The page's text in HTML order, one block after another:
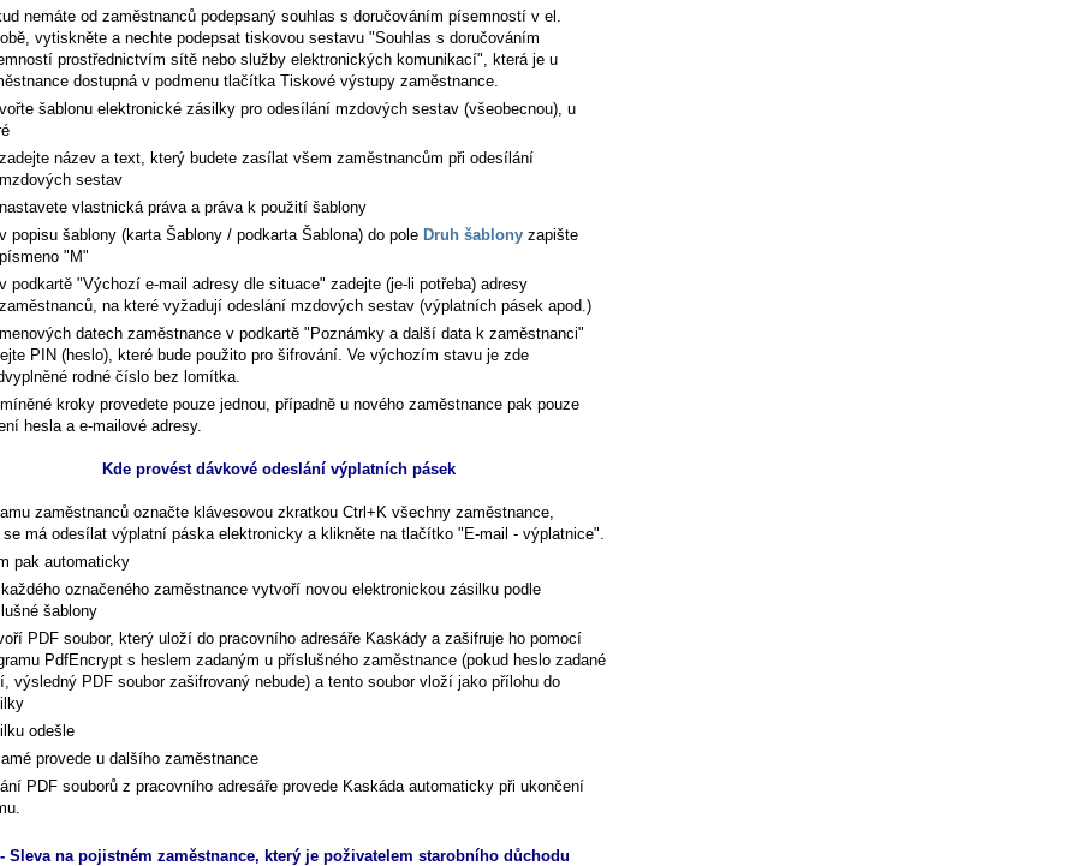
nemáte od zaměstnanců podepsaný souhlas s doručováním písemností v el.
vytiskněte a nechte podepsat tiskovou sestavu "Souhlas s doručováním
prostřednictvím sítě nebo služby elektronických komunikací", která je u
dostupná v podmenu tlačítka Tiskové výstupy zaměstnance.
šablonu elektronické zásilky pro odesílání mzdových sestav (všeobecnou), u
zadejte název a text, který budete zasílat všem zaměstnancům při odesílání
mzdových sestav
nastavete vlastnická práva a práva k použití šablony
v popisu šablony (karta Šablony / podkarta Šablona) do pole Druh šablony zapište
písmeno "M"
v podkartě "Výchozí e-mail adresy dle situace" zadejte (je-li potřeba) adresy
zaměstnanců, na které vyžadují odeslání mzdových sestav (výplatních pásek apod.)
datech zaměstnance v podkartě "Poznámky a další data k zaměstnanci"
PIN (heslo), které bude použito pro šifrování. Ve výchozím stavu je zde
rodné číslo bez lomítka.
kroky provedete pouze jednou, případně u nového zaměstnance pak pouze
hesla a e-mailové adresy.
Kde provést dávkové odeslání výplatních pásek
zaměstnanců označte klávesovou zkratkou Ctrl+K všechny zaměstnance,
má odesílat výplatní páska elektronicky a klikněte na tlačítko "E-mail - výplatnice".
pak automaticky
označeného zaměstnance vytvoří novou elektronickou zásilku podle
šablony
PDF soubor, který uloží do pracovního adresáře Kaskády a zašifruje ho pomocí
PdfEncrypt s heslem zadaným u příslušného zaměstnance (pokud heslo zadané
výsledný PDF soubor zašifrovaný nebude) a tento soubor vloží jako přílohu do
odešle
provede u dalšího zaměstnance
PDF souborů z pracovního adresáře provede Kaskáda automaticky při ukončení
Sleva na pojistném zaměstnance, který je poživatelem starobního důchodu